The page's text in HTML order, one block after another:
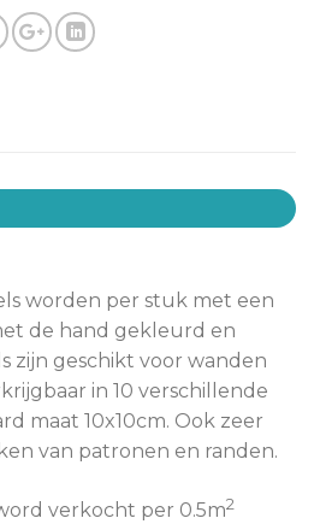
worden per stuk met een
de hand gekleurd en
zijn geschikt voor wanden
in 10 verschillende
maat 10x10cm. Ook zeer
van patronen en randen.
verkocht per 0.5m2